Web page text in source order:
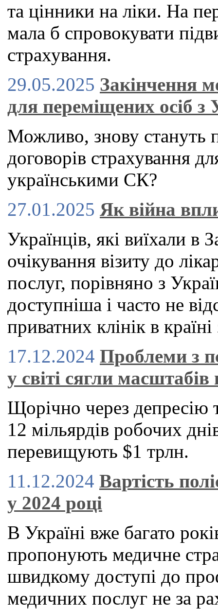
та цінники на ліки. На
мала б спровокувати
страхування.
29.05.2025 Закінчення
для переміщених осіб з
Можливо, знову стануть
договорів страхування
українськими СК?
27.01.2025 Як війна
Українців, які виїхали в
очікування візиту до
послуг, порівняно з
доступніша і часто не
приватних клінік в країні
17.12.2024 Проблеми з
у світі сягли масштабів
Щорічно через депресію
12 мільярдів робочих
перевищують $1 трлн.
11.12.2024 Вартість
у 2024 році
В Україні вже багато
пропонують медичне
швидкому доступі до
медичних послуг не за